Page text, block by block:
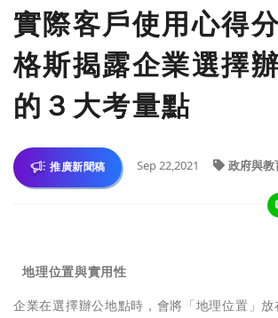
實際客戶使用心得
格斯揭露企業選擇
的３大考量點
推廣新聞稿 Sep 22,2021 政府與教
地理位置與實用性
企業在選擇辦公地點時，會將「地理位置」放